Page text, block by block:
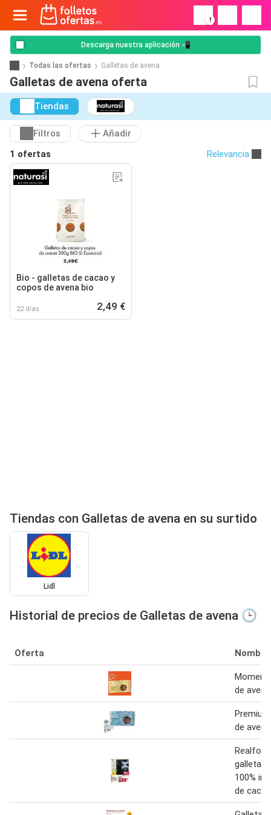
!
Descarga nuestra aplicación 📲
Todas las ofertas Galletas de avena
Galletas de avena oferta
Tiendas
Filtros
Añadir
1 ofertas
Relevancia
Bio - galletas de cacao y
copos de avena bio
22 días 2,49 €
Tiendas con Galletas de avena en su surtido
Lidl
Historial de precios de Galletas de avena 🕒
Oferta Nombre
de avena
de avena
galletas
100%
de cacao